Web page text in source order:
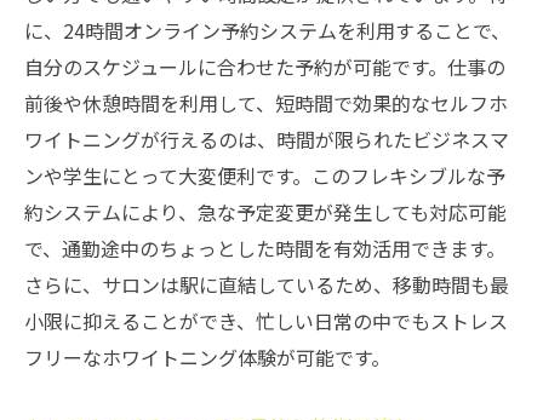
に、24時間オンライン予約システムを利用することで、
自分のスケジュールに合わせた予約が可能です。仕事の
前後や休憩時間を利用して、短時間で効果的なセルフホ
ワイトニングが行えるのは、時間が限られたビジネスマ
ンや学生にとって大変便利です。このフレキシブルな予
約システムにより、急な予定変更が発生しても対応可能
で、通勤途中のちょっとした時間を有効活用できます。
さらに、サロンは駅に直結しているため、移動時間も最
小限に抑えることができ、忙しい日常の中でもストレス
フリーなホワイトニング体験が可能です。